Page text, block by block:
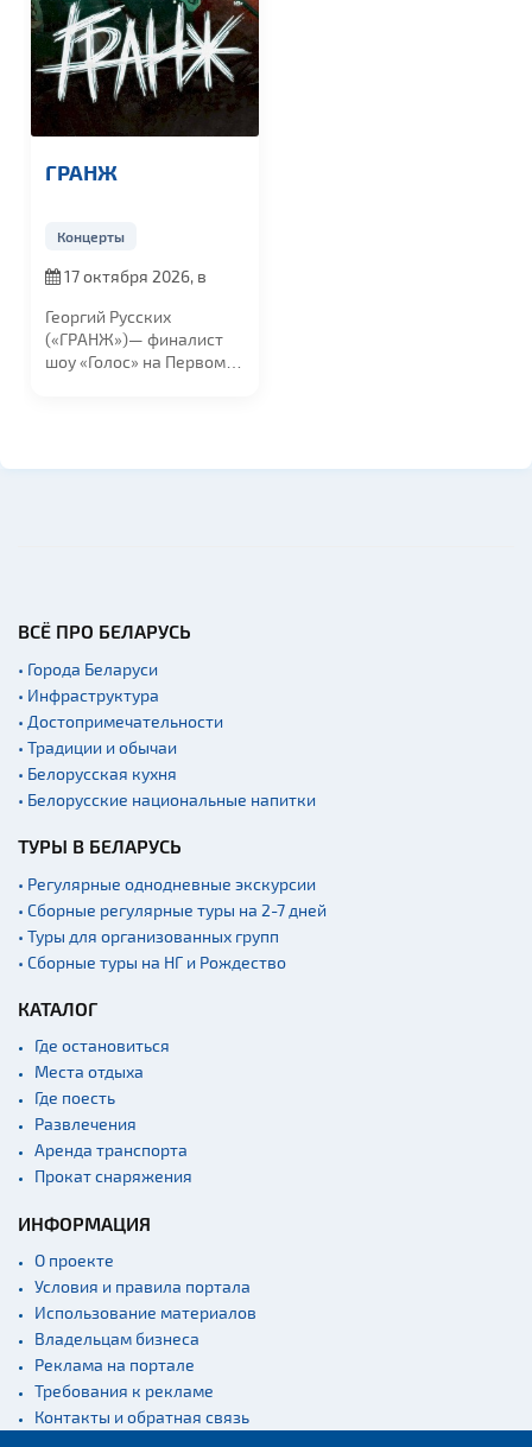
ГРАНЖ
Концерты
17 октября 2026, в
Георгий Русских
(«ГРАНЖ»)— финалист
шоу «Голос» на Первом
ВСЁ ПРО БЕЛАРУСЬ
• Города Беларуси
• Инфраструктура
• Достопримечательности
• Традиции и обычаи
• Белорусская кухня
• Белорусские национальные напитки
ТУРЫ В БЕЛАРУСЬ
• Регулярные однодневные экскурсии
• Сборные регулярные туры на 2-7 дней
• Туры для организованных групп
• Сборные туры на НГ и Рождество
КАТАЛОГ
Где остановиться
Места отдыха
Где поесть
Развлечения
Аренда транспорта
Прокат снаряжения
ИНФОРМАЦИЯ
О проекте
Условия и правила портала
Использование материалов
Владельцам бизнеса
Реклама на портале
Требования к рекламе
Контакты и обратная связь